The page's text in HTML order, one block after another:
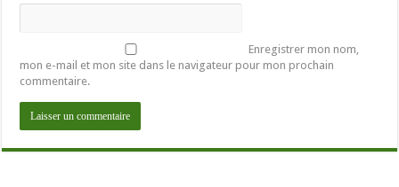
Enregistrer mon nom,
mon e-mail et mon site dans le navigateur pour mon prochain
commentaire.